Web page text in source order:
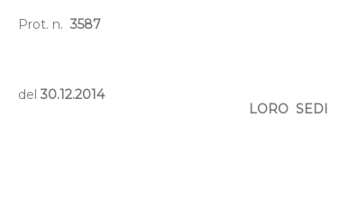
Prot. n. 3587
del 30.12.2014
LORO SEDI